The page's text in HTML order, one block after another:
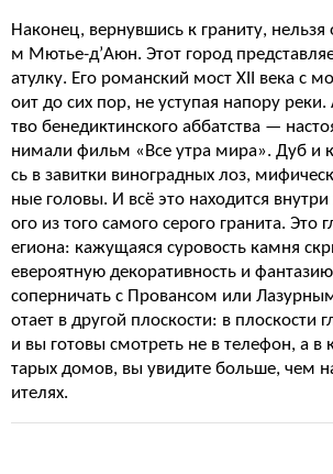
Наконец, вернувшись к граниту,
м Мютье-д’Аюн. Этот город
атулку. Его романский мост XII века с
оит до сих пор, не уступая напору
тво бенедиктинского аббатства —
нимали фильм «Все утра мира». Дуб и
сь в завитки виноградных лоз,
ные головы. И всё это находится
ого из того самого серого гранита. Это
егиона: кажущаяся суровость камня
евероятную декоративность и
соперничать с Провансом или
отает в другой плоскости: в плоскости
и вы готовы смотреть не в телефон, а в
тарых домов, вы увидите больше, чем
ителях.